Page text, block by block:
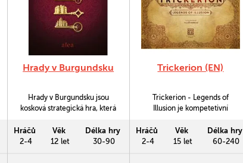
Hrady v Burgundsku
Hrady v Burgundsku jsou
kosková strategická hra, která
kroků v každém kole. Ve hře
jsou obsažena různorodá
Hráčů
2-4
Věk
12 let
Délka hry
30-90
Trickerion (EN)
Trickerion - Legends of
Illusion je kompetetivní
fiktivního města
inspirovaného životam a
Hráčů
2-4
Věk
15 let
Délka hry
60-240